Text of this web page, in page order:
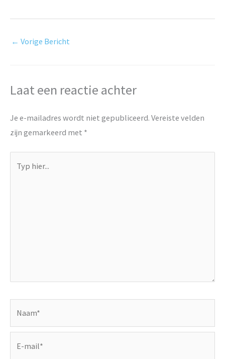
← Vorige Bericht
Laat een reactie achter
Je e-mailadres wordt niet gepubliceerd. Vereiste velden
zijn gemarkeerd met *
hier...